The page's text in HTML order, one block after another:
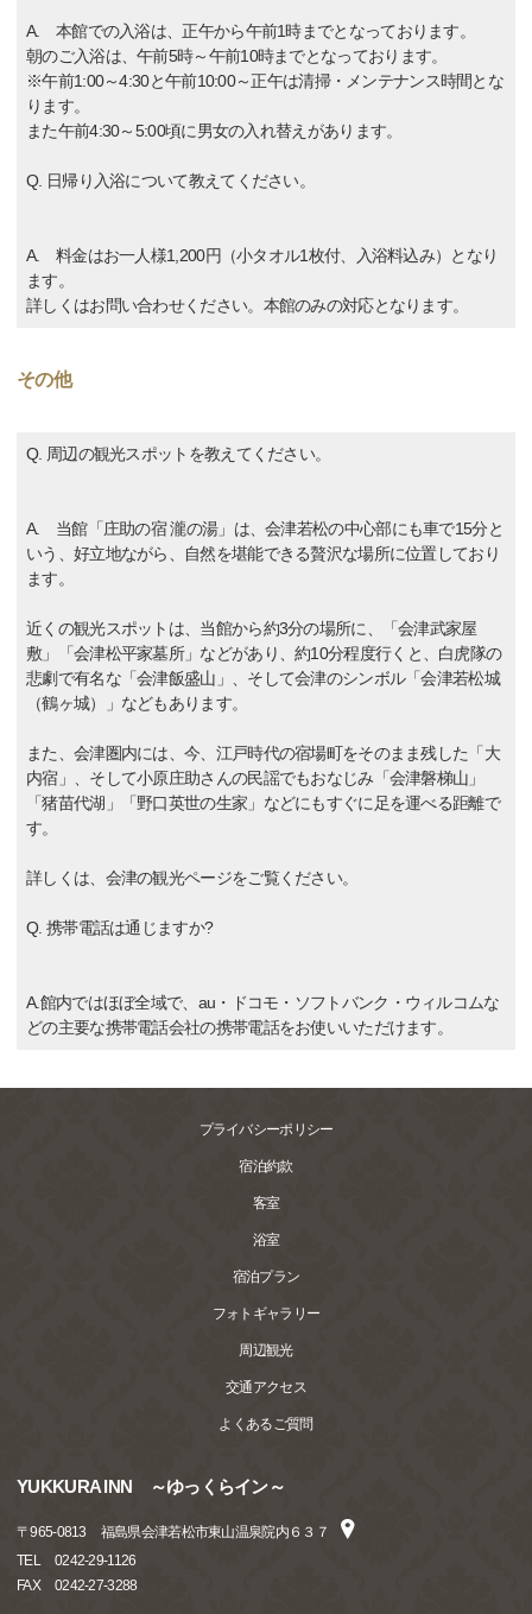
A. 本館での入浴は、正午から午前1時までとなっております。
朝のご入浴は、午前5時～午前10時までとなっております。
※午前1:00～4:30と午前10:00～正午は清掃・メンテナンス時間とな
ります。
また午前4:30～5:00頃に男女の入れ替えがあります。
Q. 日帰り入浴について教えてください。
A. 料金はお一人様1,200円（小タオル1枚付、入浴料込み）となり
ます。
詳しくはお問い合わせください。本館のみの対応となります。
その他
Q. 周辺の観光スポットを教えてください。
A. 当館「庄助の宿 瀧の湯」は、会津若松の中心部にも車で15分と
いう、好立地ながら、自然を堪能できる贅沢な場所に位置しており
ます。
近くの観光スポットは、当館から約3分の場所に、「会津武家屋
敷」「会津松平家墓所」などがあり、約10分程度行くと、白虎隊の
悲劇で有名な「会津飯盛山」、そして会津のシンボル「会津若松城
（鶴ヶ城）」などもあります。
また、会津圏内には、今、江戸時代の宿場町をそのまま残した「大
内宿」、そして小原庄助さんの民謡でもおなじみ「会津磐梯山」
「猪苗代湖」「野口英世の生家」などにもすぐに足を運べる距離で
す。
詳しくは、会津の観光ページをご覧ください。
Q. 携帯電話は通じますか?
A.館内ではほぼ全域で、au・ドコモ・ソフトバンク・ウィルコムな
どの主要な携帯電話会社の携帯電話をお使いいただけます。
プライバシーポリシー
宿泊約款
客室
浴室
宿泊プラン
フォトギャラリー
周辺観光
交通アクセス
よくあるご質問
YUKKURA INN ～ゆっくらイン～
〒965-0813
福島県会津若松市東山温泉院内６３７
TEL
0242-29-1126
FAX
0242-27-3288